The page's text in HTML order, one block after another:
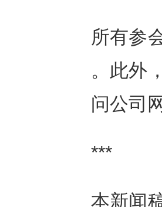
所有参
。此外
问公司
***
本新闻